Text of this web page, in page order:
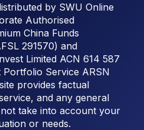
by SWU Online
Authorised
China Funds
291570) and
Limited ACN 614 587
Portfolio Service ARSN
provides factual
and any general
take into account your
or needs.